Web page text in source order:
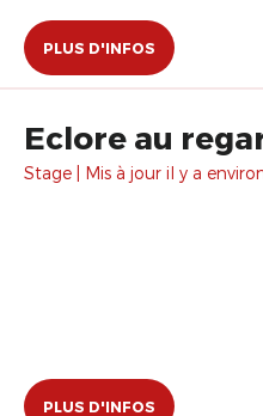
PLUS D'INFOS
Eclore au
Stage | Mis à jour il y a
PLUS D'INFOS